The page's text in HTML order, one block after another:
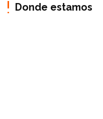
Donde estamos